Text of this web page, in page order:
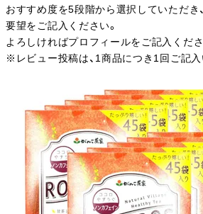
おすすめ度を5段階から選択していただき
要望をご記入ください。
よろしければプロフィールをご記入くださ
※レビュー投稿は、1商品につき1回ご記入